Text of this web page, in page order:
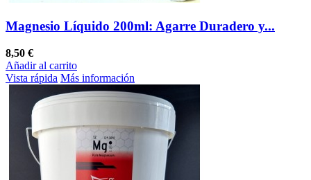
Magnesio Líquido 200ml: Agarre Duradero y...
8,50 €
Añadir al carrito
Vista rápida Más información